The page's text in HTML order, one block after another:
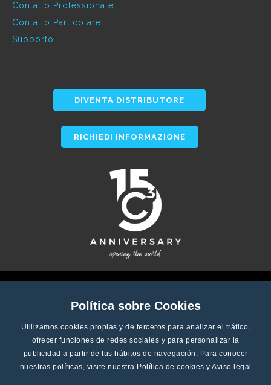
Política sobre Cookies
Utilizamos cookies propias y de terceros para analizar el tráfico,
ofrecer funciones de redes sociales y para personalizar la
publicidad a partir de tus hábitos de navegación. Para conocer
nuestras políticas, visite nuestra Política de cookies y Aviso legal
Contatto Professionale
Contatto Particolare
Supporto
DIVENTA DISTRIBUTORE
RICHIEDI INFORMAZIONE